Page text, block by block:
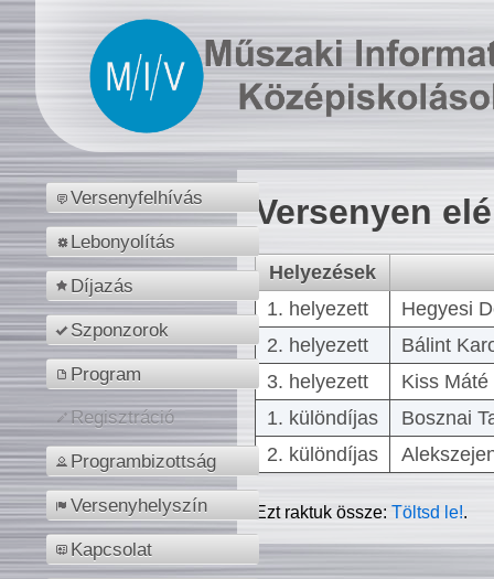
Versenyfelhívás
Lebonyolítás
Díjazás
Szponzorok
Program
Regisztráció
Programbizottság
Versenyhelyszín
Kapcsolat
Versenyen
Helyezések
1. helyezett
Hegyesi
2. helyezett
Bálint
3. helyezett
Kiss
1. különdíjas
Bosznai
2. különdíjas
Ezt raktuk össze:Töltsd le!.